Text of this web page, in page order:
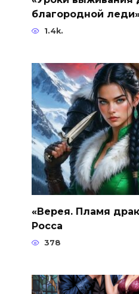
благородной
1.4k.
«Верея. Пламя
Росса
378